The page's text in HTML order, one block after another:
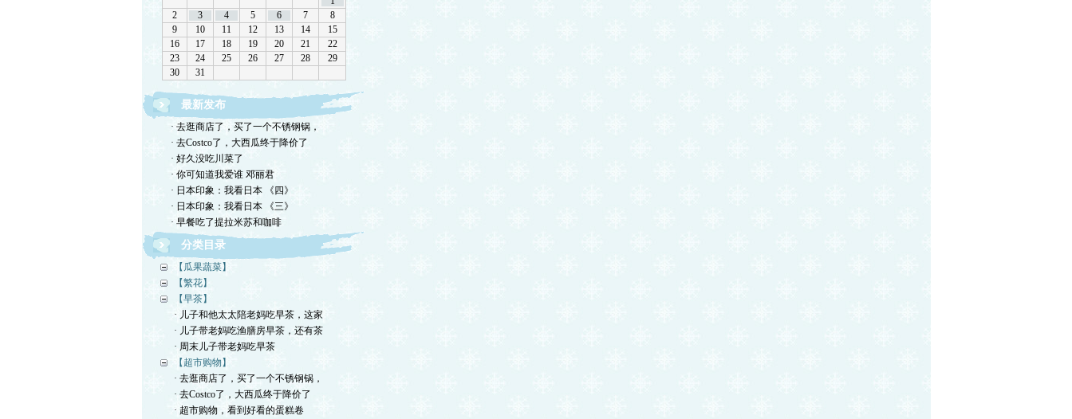
最新发布
· 去逛商店了，买了一个不锈钢锅，
· 去Costco了，大西瓜终于降价了
· 好久没吃川菜了
· 你可知道我爱谁 邓丽君
· 日本印象：我看日本 《四》
· 日本印象：我看日本 《三》
· 早餐吃了提拉米苏和咖啡
分类目录
【瓜果蔬菜】
【繁花】
【早茶】
· 儿子和他太太陪老妈吃早茶，这家
· 儿子带老妈吃渔膳房早茶，还有茶
· 周末儿子带老妈吃早茶
【超市购物】
· 去逛商店了，买了一个不锈钢锅，
· 去Costco了，大西瓜终于降价了
· 超市购物，看到好看的蛋糕卷